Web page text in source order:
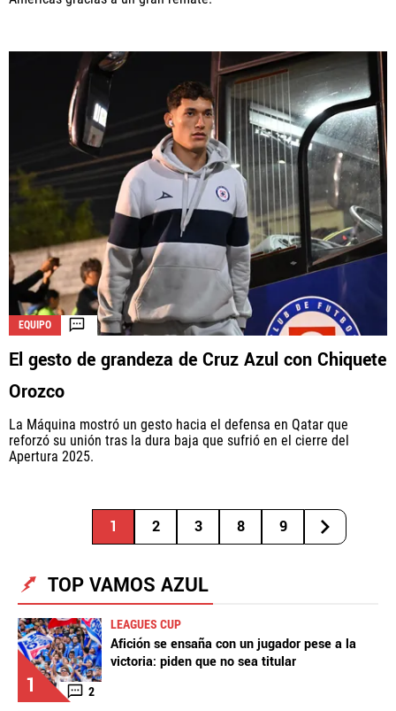
EQUIPO
El gesto de grandeza de Cruz Azul con Chiquete
Orozco
La Máquina mostró un gesto hacia el defensa en Qatar que
reforzó su unión tras la dura baja que sufrió en el cierre del
Apertura 2025.
1 2 3 8 9
TOP VAMOS AZUL
1 2
LEAGUES CUP
Afición se ensaña con un jugador pese a la
victoria: piden que no sea titular